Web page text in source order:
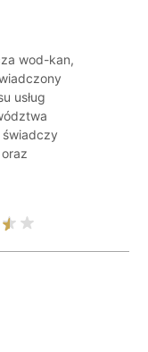
wod-kan,
usług
świadczy